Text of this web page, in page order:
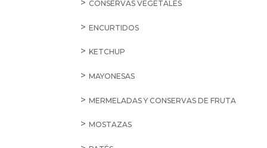
CONSERVAS VEGETALES
ENCURTIDOS
KETCHUP
MAYONESAS
MERMELADAS Y CONSERVAS DE FRUTA
MOSTAZAS